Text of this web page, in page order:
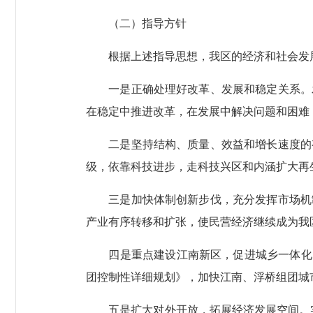
（二）指导方针
根据上述指导思想，我区的经济和社会发
一是正确处理好改革、发展和稳定关系。
在稳定中推进改革，在发展中解决问题和困
二是坚持结构、质量、效益和增长速度的
级，依靠科技进步，走科技兴区和内涵扩大
三是加快体制创新步伐，充分发挥市场机
产业有序转移和扩张，使民营经济继续成为
四是重点建设江南新区，促进城乡一体化
团控制性详细规划》，加快江南、浮桥组团
五是扩大对外开放，拓展经济发展空间。